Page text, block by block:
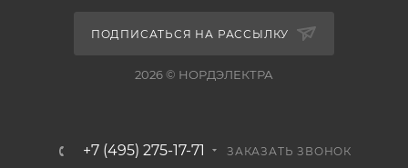
ПОДПИСАТЬСЯ НА РАССЫЛКУ
2026 © НОРДЭЛЕКТРА
+7 (495) 275-17-71 ЗАКАЗАТЬ ЗВОНОК